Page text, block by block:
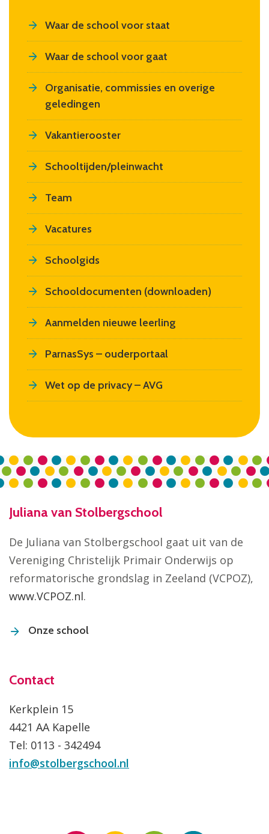
Waar de school voor staat
Waar de school voor gaat
Organisatie, commissies en overige
geledingen
Vakantierooster
Schooltijden/pleinwacht
Team
Vacatures
Schoolgids
Schooldocumenten (downloaden)
Aanmelden nieuwe leerling
ParnasSys – ouderportaal
Wet op de privacy – AVG
Juliana van Stolbergschool
De Juliana van Stolbergschool gaat uit van de
Vereniging Christelijk Primair Onderwijs op
reformatorische grondslag in Zeeland (VCPOZ),
www.VCPOZ.nl.
Onze school
Contact
Kerkplein 15
4421 AA Kapelle
Tel: 0113 - 342494
info@stolbergschool.nl